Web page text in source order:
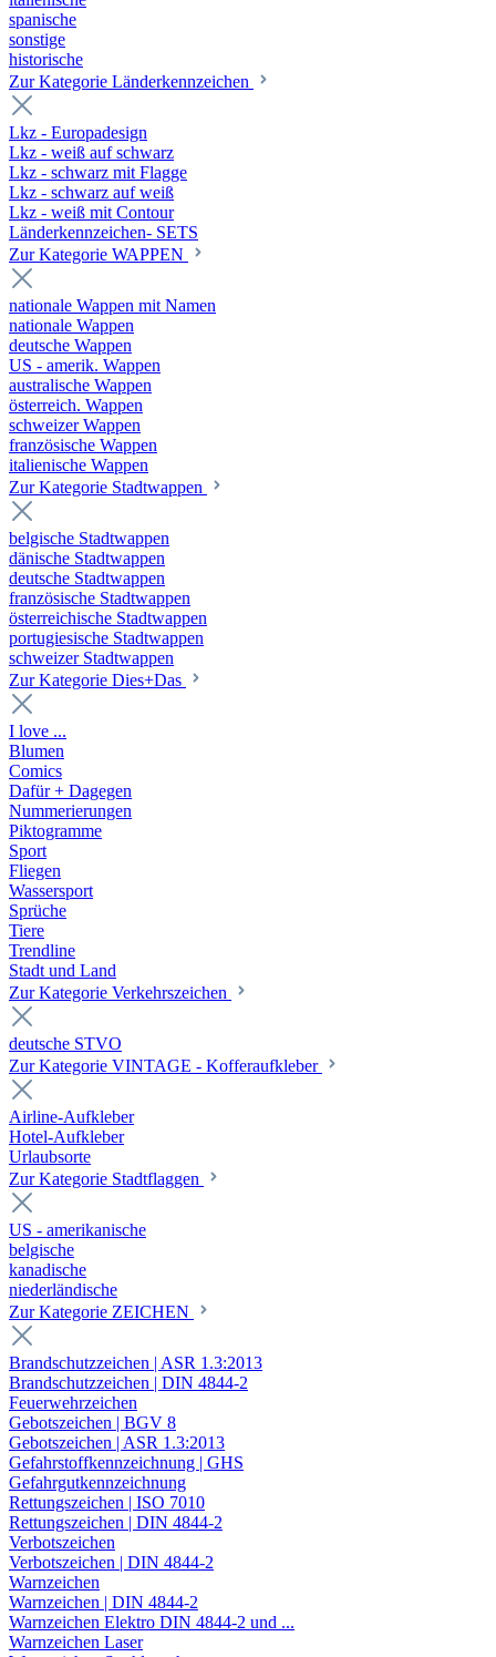
spanische
sonstige
historische
Zur Kategorie Länderkennzeichen
Lkz - Europadesign
Lkz - weiß auf schwarz
Lkz - schwarz mit Flagge
Lkz - schwarz auf weiß
Lkz - weiß mit Contour
Länderkennzeichen- SETS
Zur Kategorie WAPPEN
nationale Wappen mit Namen
nationale Wappen
deutsche Wappen
US - amerik. Wappen
australische Wappen
österreich. Wappen
schweizer Wappen
französische Wappen
italienische Wappen
Zur Kategorie Stadtwappen
belgische Stadtwappen
dänische Stadtwappen
deutsche Stadtwappen
französische Stadtwappen
österreichische Stadtwappen
portugiesische Stadtwappen
schweizer Stadtwappen
Zur Kategorie Dies+Das
I love ...
Blumen
Comics
Dafür + Dagegen
Nummerierungen
Piktogramme
Sport
Fliegen
Wassersport
Sprüche
Tiere
Trendline
Stadt und Land
Zur Kategorie Verkehrszeichen
deutsche STVO
Zur Kategorie VINTAGE - Kofferaufkleber
Airline-Aufkleber
Hotel-Aufkleber
Urlaubsorte
Zur Kategorie Stadtflaggen
US - amerikanische
belgische
kanadische
niederländische
Zur Kategorie ZEICHEN
Brandschutzzeichen | ASR 1.3:2013
Brandschutzzeichen | DIN 4844-2
Feuerwehrzeichen
Gebotszeichen | BGV 8
Gebotszeichen | ASR 1.3:2013
Gefahrstoffkennzeichnung | GHS
Gefahrgutkennzeichnung
Rettungszeichen | ISO 7010
Rettungszeichen | DIN 4844-2
Verbotszeichen
Verbotszeichen | DIN 4844-2
Warnzeichen
Warnzeichen | DIN 4844-2
Warnzeichen Elektro DIN 4844-2 und ...
Warnzeichen Laser